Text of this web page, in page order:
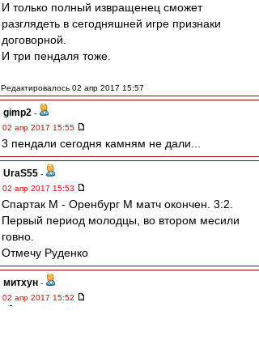
И только полный извращенец сможет
разглядеть в сегодняшней игре признаки
договорной.
И три пендаля тоже.
Редактировалось 02 апр 2017 15:57
gimp2 -
02 апр 2017 15:55
3 пендали сегодня камням не дали...
UraS55 -
02 апр 2017 15:53
Спартак М - Оренбург М матч окончен. 3:2.
Первый период молодцы, во втором месили
говно.
Отмечу Руденко
митхун -
02 апр 2017 15:52